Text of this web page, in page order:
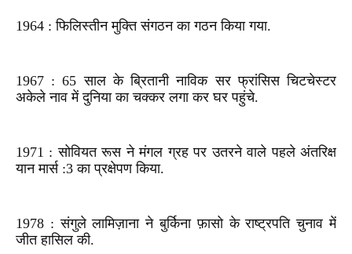
1964 : फिलिस्तीन मुक्ति संगठन का गठन किया गया.
1967 : 65 साल के ब्रितानी नाविक सर फ्रांसिस चिटचेस्टर
अकेले नाव में दुनिया का चक्कर लगा कर घर पहुंचे.
1971 : सोवियत रूस ने मंगल ग्रह पर उतरने वाले पहले अंतरिक्ष
यान मार्स :3 का प्रक्षेपण किया.
1978 : संगुले लामिज़ाना ने बुर्किना फ़ासो के राष्ट्रपति चुनाव में
जीत हासिल की.